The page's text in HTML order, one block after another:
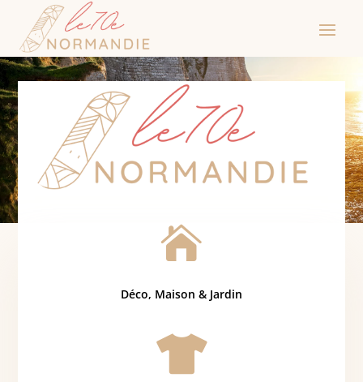

Déco, Maison & Jardin
